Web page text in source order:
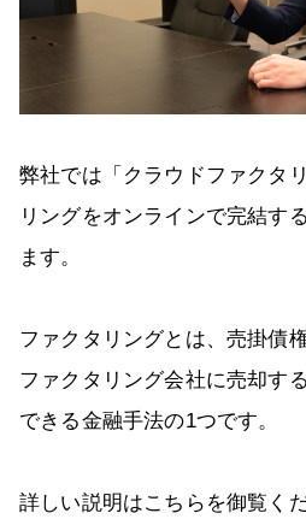
弊社では「クラウドファクタ
リングをオンラインで完結す
ます。
ファクタリングとは、売掛債
ファクタリング会社に売却す
できる金融手法の1つです。
詳しい説明はこちらを御覧くだ